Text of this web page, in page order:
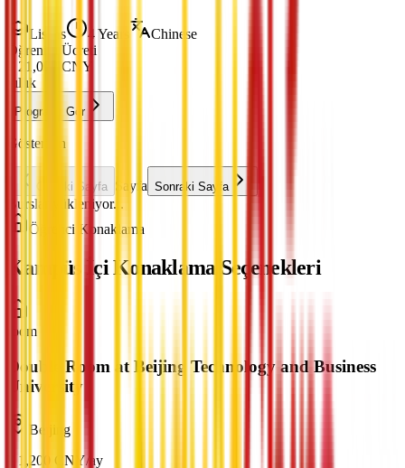
Lisans 4 Years
Chinese
Öğrenim Ücreti
21,000
CNY
yıllık
Programı Gör
Gösterilen
Önceki Sayfa Sayfa Sonraki Sayfa
Burslar yükleniyor...
Öğrenci Konaklama
Kampüs İçi Konaklama Seçenekleri
room
Double Room at Beijing Technology and Business
University
Beijing
1,200 CNY/ ay